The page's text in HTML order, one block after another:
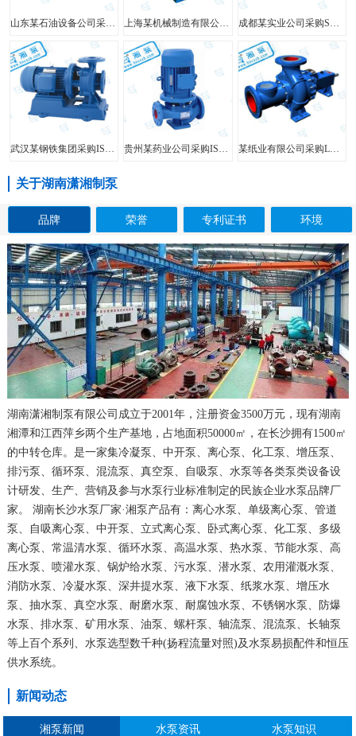
山东某石油设备公司采购FIS型单级单吸离心泵
某纸业有限公司采购LXL型两相流无堵塞纸浆泵
关于湖南潇湘制泵
品牌 荣誉 专利证书 环境
湖南潇湘制泵有限公司成立于2001年，注册资金3500万元，现有湖南
湘潭和江西萍乡两个生产基地，占地面积50000㎡，在长沙拥有1500㎡
的中转仓库。是一家集冷凝泵、中开泵、离心泵、化工泵、增压泵、
排污泵、循环泵、混流泵、真空泵、自吸泵、水泵等各类泵类设备设
计研发、生产、营销及参与水泵行业标准制定的民族企业水泵品牌厂
家。 湖南长沙水泵厂家·湘泵产品有：离心水泵、单级离心泵、管道
泵、自吸离心泵、中开泵、立式离心泵、卧式离心泵、化工泵、多级
离心泵、常温清水泵、循环水泵、高温水泵、热水泵、节能水泵、高
压水泵、喷灌水泵、锅炉给水泵、污水泵、潜水泵、农用灌溉水泵、
消防水泵、冷凝水泵、深井提水泵、液下水泵、纸浆水泵、增压水
泵、抽水泵、真空水泵、耐磨水泵、耐腐蚀水泵、不锈钢水泵、防爆
水泵、排水泵、矿用水泵、油泵、螺杆泵、轴流泵、混流泵、长轴泵
等上百个系列、水泵选型数千种(扬程流量对照)及水泵易损配件和恒压
供水系统。
新闻动态
湘泵新闻 水泵资讯 水泵知识